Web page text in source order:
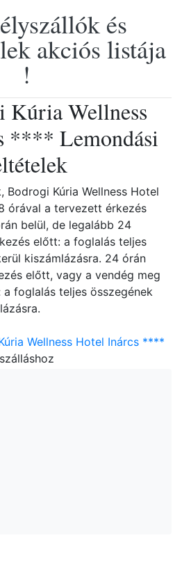
és
akciós listája
!
Wellness
**** Lemondási
Bodrogi Kúria Wellness Hotel
órával a tervezett érkezés
belül, de legalább 24
előtt: a foglalás teljes
kiszámlázásra. 24 órán
előtt, vagy a vendég meg
a foglalás teljes összegének
Wellness Hotel Inárcs ****
szálláshoz